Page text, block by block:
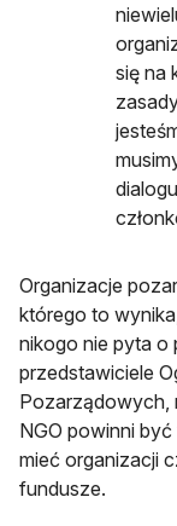
się na
Organizacje
którego to
nikogo nie pyta o
przedstawiciele
Pozarządowych,
NGO powinni
mieć organizacji
fundusze.